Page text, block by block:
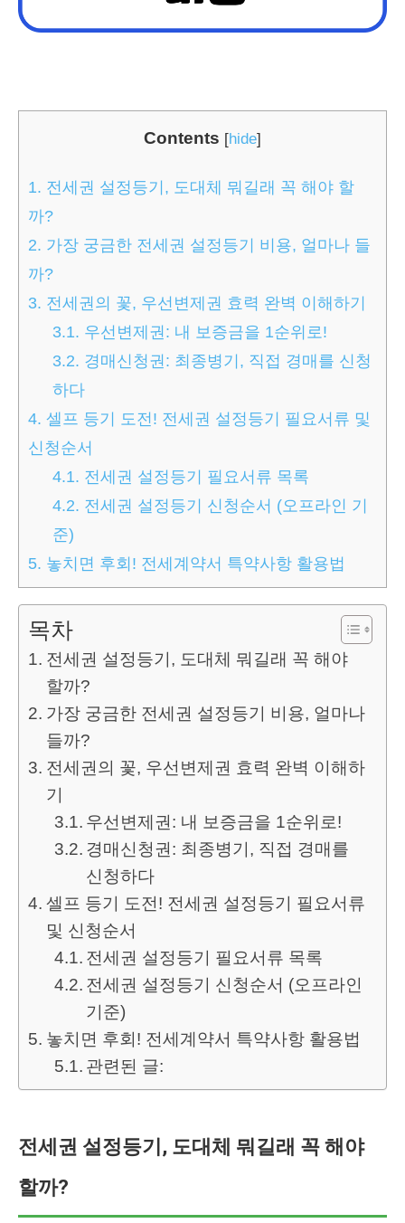
Contents [hide]
1. 전세권 설정등기, 도대체 뭐길래 꼭 해야 할
까?
2. 가장 궁금한 전세권 설정등기 비용, 얼마나 들
까?
3. 전세권의 꽃, 우선변제권 효력 완벽 이해하기
3.1. 우선변제권: 내 보증금을 1순위로!
3.2. 경매신청권: 최종병기, 직접 경매를 신청
하다
4. 셀프 등기 도전! 전세권 설정등기 필요서류 및
신청순서
4.1. 전세권 설정등기 필요서류 목록
4.2. 전세권 설정등기 신청순서 (오프라인 기
준)
5. 놓치면 후회! 전세계약서 특약사항 활용법
목차
전세권 설정등기, 도대체 뭐길래 꼭 해야
할까?
가장 궁금한 전세권 설정등기 비용, 얼마나
들까?
전세권의 꽃, 우선변제권 효력 완벽 이해하
기
우선변제권: 내 보증금을 1순위로!
경매신청권: 최종병기, 직접 경매를
신청하다
셀프 등기 도전! 전세권 설정등기 필요서류
및 신청순서
전세권 설정등기 필요서류 목록
전세권 설정등기 신청순서 (오프라인
기준)
놓치면 후회! 전세계약서 특약사항 활용법
관련된 글:
전세권 설정등기, 도대체 뭐길래 꼭 해야
할까?